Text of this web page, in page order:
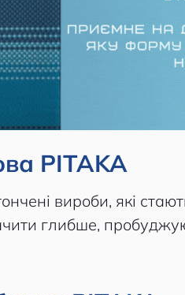
PITAKA
вироби, які
глибше,